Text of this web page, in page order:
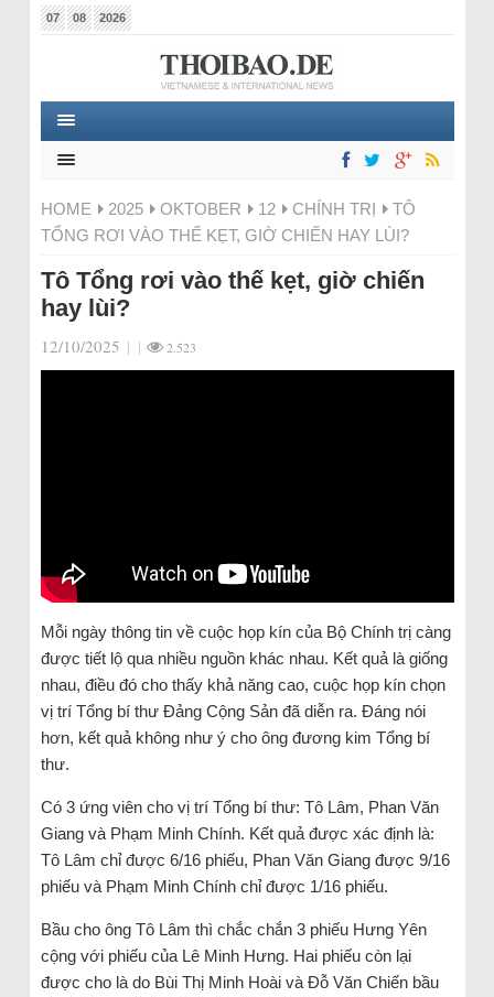
07 08 2026
HOME 2025 OKTOBER 12 CHÍNH TRỊ
TÔ
TỔNG RƠI VÀO THẾ KẸT, GIỜ CHIẾN HAY LÙI?
Tô Tổng rơi vào thế kẹt, giờ chiến
hay lùi?
12/10/2025 | | 2.523
Mỗi ngày thông tin về cuộc họp kín của Bộ Chính trị càng
được tiết lộ qua nhiều nguồn khác nhau. Kết quả là giống
nhau, điều đó cho thấy khả năng cao, cuộc họp kín chọn
vị trí Tổng bí thư Đảng Cộng Sản đã diễn ra. Đáng nói
hơn, kết quả không như ý cho ông đương kim Tổng bí
thư.
Có 3 ứng viên cho vị trí Tổng bí thư: Tô Lâm, Phan Văn
Giang và Phạm Minh Chính. Kết quả được xác định là:
Tô Lâm chỉ được 6/16 phiếu, Phan Văn Giang được 9/16
phiếu và Phạm Minh Chính chỉ được 1/16 phiếu.
Bầu cho ông Tô Lâm thì chắc chắn 3 phiếu Hưng Yên
cộng với phiếu của Lê Minh Hưng. Hai phiếu còn lại
được cho là do Bùi Thị Minh Hoài và Đỗ Văn Chiến bầu